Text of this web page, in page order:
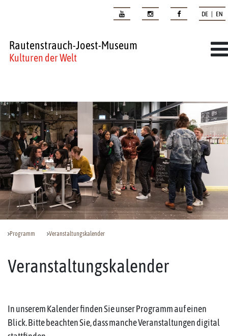
DE | EN
Rautenstrauch-Joest-Museum
Kulturen der Welt
Programm Veranstaltungskalender
Veranstaltungskalender
In unserem Kalender finden Sie unser Programm auf einen
Blick. Bitte beachten Sie, dass manche Veranstaltungen digital